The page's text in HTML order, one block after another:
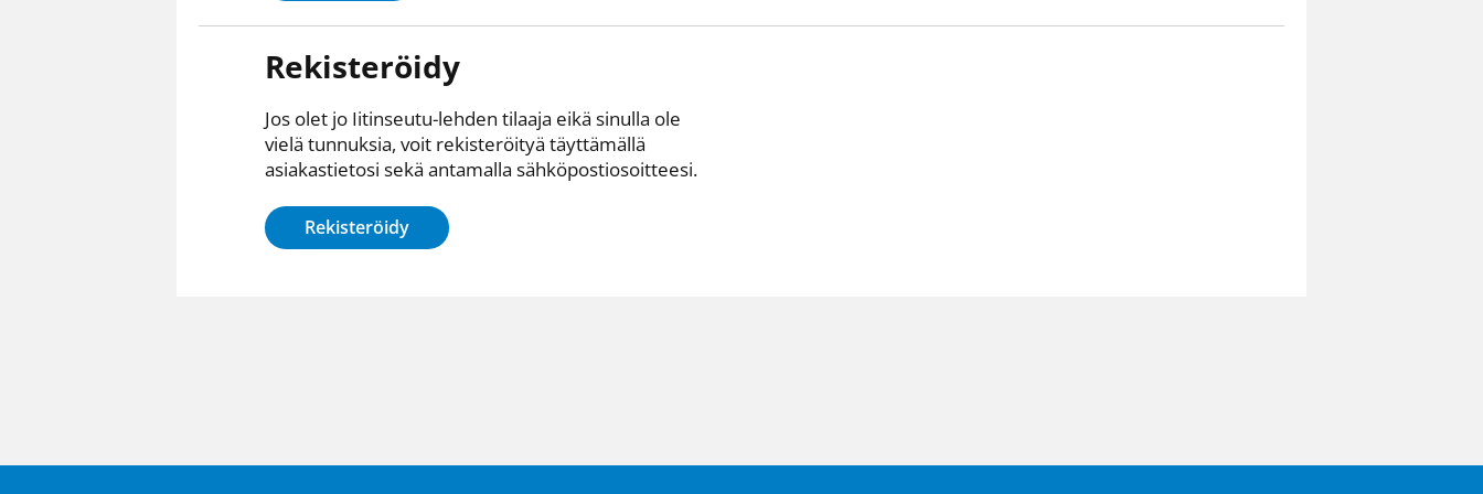
Rekisteröidy
Jos olet jo Iitinseutu-lehden tilaaja eikä sinulla ole
vielä tunnuksia, voit rekisteröityä täyttämällä
asiakastietosi sekä antamalla sähkö­posti­osoitteesi.
Rekisteröidy